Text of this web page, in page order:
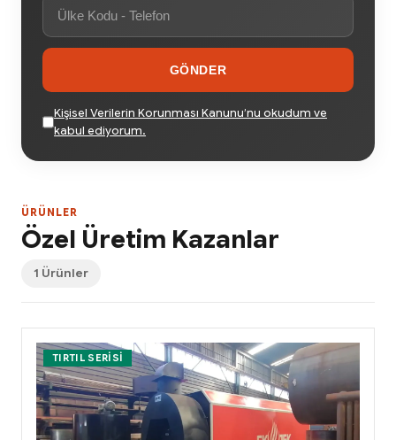
GÖNDER
Kişisel Verilerin Korunması Kanunu’nu okudum ve
kabul ediyorum.
ÜRÜNLER
Özel Üretim Kazanlar
1 Ürünler
TIRTIL SERISI